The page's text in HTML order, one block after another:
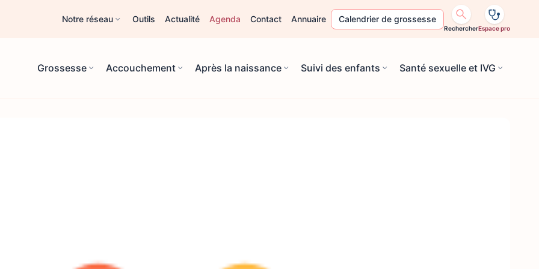
Notre réseau Outils Actualité Agenda Contact Annuaire Calendrier de grossesse
RechercherEspace pro
Grossesse Accouchement Après la naissance Suivi des enfants Santé sexuelle et IVG